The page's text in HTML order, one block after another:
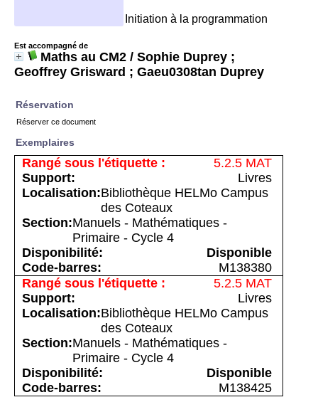
Initiation à la programmation
Est accompagné de
Maths au CM2 / Sophie Duprey ;
Geoffrey Grisward ; Gaeu0308tan Duprey
Réservation
Réserver ce document
Exemplaires
5.2.5 MAT
Livres
Bibliothèque HELMo Campus
des Coteaux
Manuels - Mathématiques -
Primaire - Cycle 4
Disponible
M138380
5.2.5 MAT
Livres
Bibliothèque HELMo Campus
des Coteaux
Manuels - Mathématiques -
Primaire - Cycle 4
Disponible
M138425